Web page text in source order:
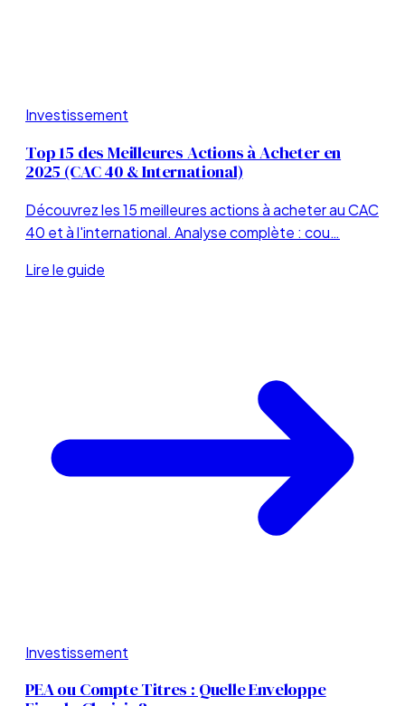
Investissement
Top 15 des Meilleures Actions à Acheter en
2025 (CAC 40 & International)
Découvrez les 15 meilleures actions à acheter au CAC
40 et à l'international. Analyse complète : cou…
Lire le guide
Investissement
PEA ou Compte Titres : Quelle Enveloppe